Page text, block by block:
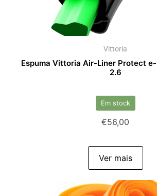
Vittoria
Espuma Vittoria Air-Liner Protect
2.6
Em stock
€56,00
Ver mais